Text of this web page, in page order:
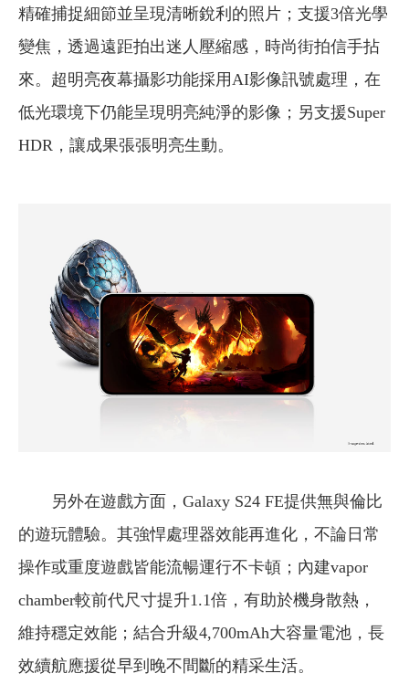
精確捕捉細節並呈現清晰銳利的照片；支援3倍光學
變焦，透過遠距拍出迷人壓縮感，時尚街拍信手拈
來。超明亮夜幕攝影功能採用AI影像訊號處理，在
低光環境下仍能呈現明亮純淨的影像；另支援Super
HDR，讓成果張張明亮生動。
另外在遊戲方面，Galaxy S24 FE提供無與倫比
的遊玩體驗。其強悍處理器效能再進化，不論日常
操作或重度遊戲皆能流暢運行不卡頓；內建vapor
chamber較前代尺寸提升1.1倍，有助於機身散熱，
維持穩定效能；結合升級4,700mAh大容量電池，長
效續航應援從早到晚不間斷的精采生活。